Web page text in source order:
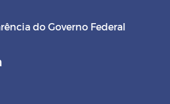
do Governo Federal